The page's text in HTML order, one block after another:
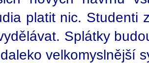
platit nic. Studenti
Splátky
velkomyslnější